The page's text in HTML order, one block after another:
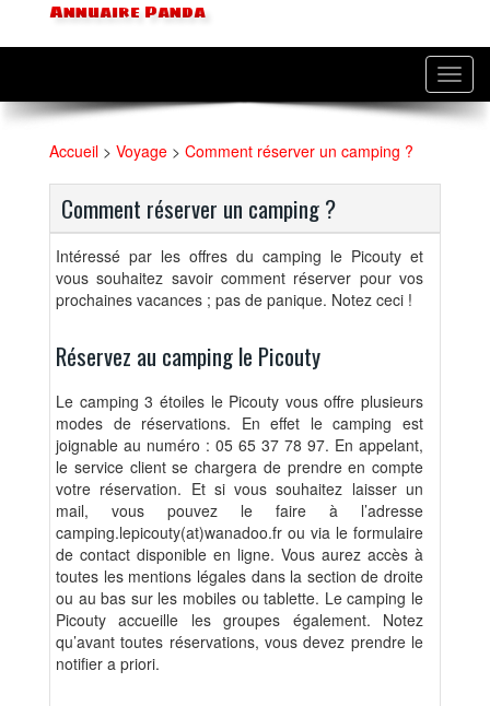
Annuaire Panda
Accueil > Voyage > Comment réserver un camping ?
Comment réserver un camping ?
Intéressé par les offres du camping le Picouty et
vous souhaitez savoir comment réserver pour vos
prochaines vacances ; pas de panique. Notez ceci !
Réservez au camping le Picouty
Le camping 3 étoiles le Picouty vous offre plusieurs
modes de réservations. En effet le camping est
joignable au numéro : 05 65 37 78 97. En appelant,
le service client se chargera de prendre en compte
votre réservation. Et si vous souhaitez laisser un
mail, vous pouvez le faire à l’adresse
camping.lepicouty(at)wanadoo.fr ou via le formulaire
de contact disponible en ligne. Vous aurez accès à
toutes les mentions légales dans la section de droite
ou au bas sur les mobiles ou tablette. Le camping le
Picouty accueille les groupes également. Notez
qu’avant toutes réservations, vous devez prendre le
notifier a priori.